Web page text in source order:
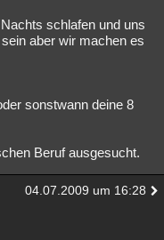
schlafen und uns
aber wir machen es
sonstwann deine 8
Beruf ausgesucht.
04.07.2009 um 16:28